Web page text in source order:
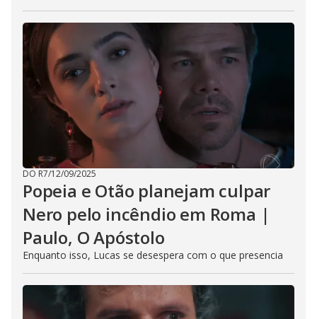
DO R7/12/09/2025
Popeia e Otão planejam culpar
Nero pelo incêndio em Roma |
Paulo, O Apóstolo
Enquanto isso, Lucas se desespera com o que presencia